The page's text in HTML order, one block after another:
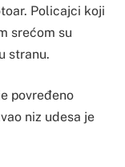
Policajci koji
srećom su
stranu.
povređeno
niz udesa je